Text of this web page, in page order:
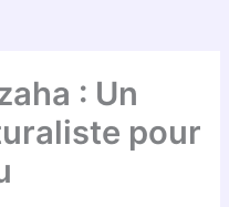
: Un
pour